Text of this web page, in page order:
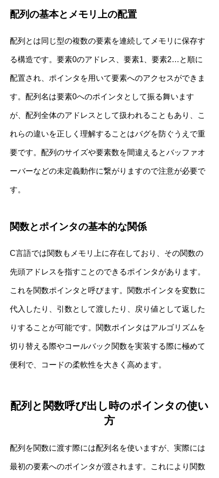
配列の基本とメモリ上の配置
配列とは同じ型の複数の要素を連続してメモリに保存す
る構造です。要素0のアドレス、要素1、要素2…と順に
配置され、ポインタを用いて要素へのアクセスができま
す。配列名は要素0へのポインタとして振る舞います
が、配列全体のアドレスとして扱われることもあり、こ
れらの違いを正しく理解することはバグを防ぐうえで重
要です。配列のサイズや要素数を間違えるとバッファオ
ーバーなどの未定義動作に繋がりますので注意が必要で
す。
関数とポインタの基本的な関係
C言語では関数もメモリ上に存在しており、その関数の
先頭アドレスを指すことのできるポインタがあります。
これを関数ポインタと呼びます。関数ポインタを変数に
代入したり、引数として渡したり、戻り値として返した
りすることが可能です。関数ポインタはアルゴリズムを
切り替える際やコールバック関数を実装する際に極めて
便利で、コードの柔軟性を大きく高めます。
配列と関数呼び出し時のポインタの使い
方
配列を関数に渡す際には配列名を使いますが、実際には
最初の要素へのポインタが渡されます。これにより関数